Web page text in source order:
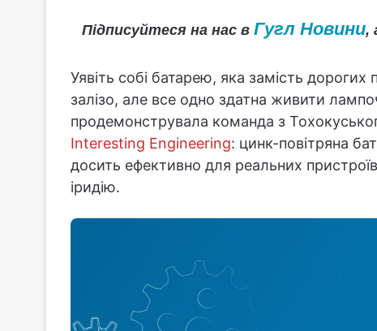
Підписуйтеся на нас в Гугл Новини,
Уявіть собі батарею, яка замість
залізо, але все одно здатна живити
продемонструвала команда з
Interesting Engineering: цинк-повітряна
досить ефективно для реальних
іридію.